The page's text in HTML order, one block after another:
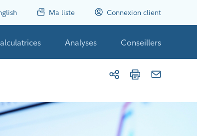
Ma liste Connexion client
Analyses Conseillers